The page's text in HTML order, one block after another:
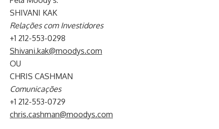
SHIVANI KAK
Relações com Investidores
+1 212-553-0298
Shivani.kak@moodys.com
OU
CHRIS CASHMAN
Comunicações
+1 212-553-0729
chris.cashman@moodys.com